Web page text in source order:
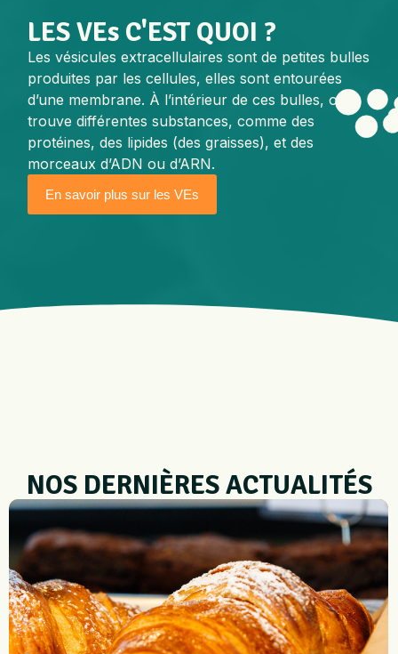
LES VEs C'EST QUOI ?
Les vésicules extracellulaires sont de petites bulles
produites par les cellules, elles sont entourées
d’une membrane. À l’intérieur de ces bulles, on
trouve différentes substances, comme des
protéines, des lipides (des graisses), et des
morceaux d’ADN ou d’ARN.
En savoir plus sur les VEs
NOS DERNIÈRES ACTUALITÉS